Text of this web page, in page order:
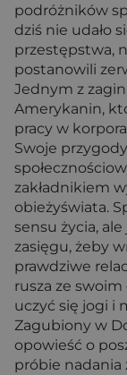
podróżników
dziś nie udało
przestępstwa,
postanowili
Jednym z
Amerykanin,
pracy w
Swoje
zakładnikiem
obieżyświata.
sensu życia,
zasięgu, żeby
prawdziwe
rusza ze
uczyć się jogi i
Zagubiony w
opowieść o
próbie nadania